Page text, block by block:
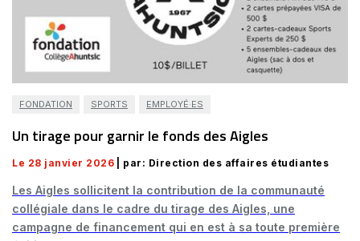
FONDATION SPORTS EMPLOYÉ·ES
Un tirage pour garnir le fonds des Aigles
Le 28 janvier 2026 | par: Direction des affaires étudiantes
Les Aigles sollicitent la contribution de la communauté
collégiale dans le cadre du tirage des Aigles, une
campagne de financement qui en est à sa toute première